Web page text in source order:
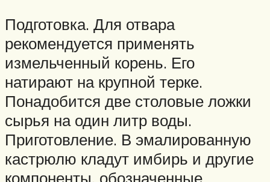
Подготовка. Для отвара
рекомендуется применять
измельченный корень. Его
натирают на крупной терке.
Понадобится две столовые ложки
сырья на один литр воды.
Приготовление. В эмалированную
кастрюлю кладут имбирь и другие
компоненты, обозначенные